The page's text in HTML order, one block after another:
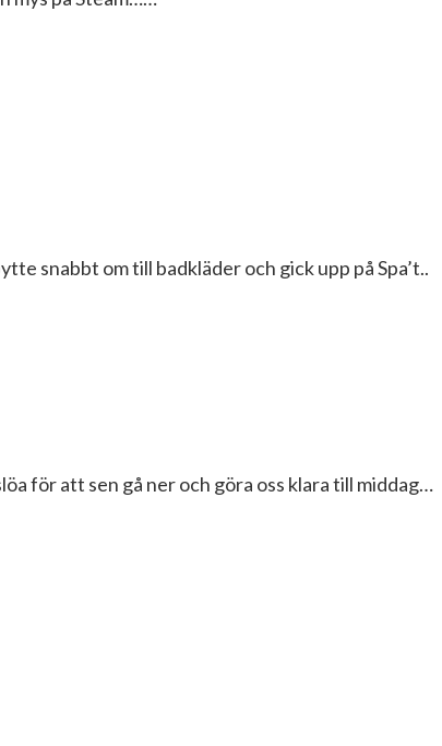
snabbt om till badkläder och gick upp på Spa’t..
för att sen gå ner och göra oss klara till middag…